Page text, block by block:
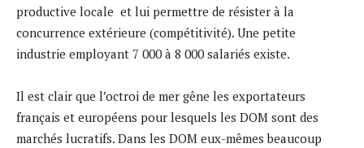
productive locale et lui permettre de résister à la
concurrence extérieure (compétitivité). Une petite
industrie employant 7 000 à 8 000 salariés existe.
Il est clair que l’octroi de mer gêne les exportateurs
français et européens pour lesquels les DOM sont des
marchés lucratifs. Dans les DOM eux-mêmes beaucoup